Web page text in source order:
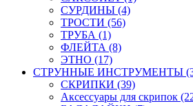
СУРДИНЫ (4)
ТРОСТИ (56)
ТРУБА (1)
ФЛЕЙТА (8)
ЭТНО (17)
СТРУННЫЕ ИНСТРУМЕНТЫ
СКРИПКИ (39)
Аксессуары для скрипок